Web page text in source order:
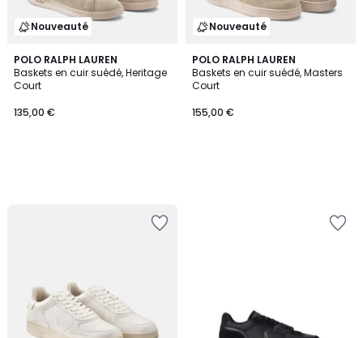
Nouveauté
POLO RALPH LAUREN
Baskets en cuir suédé, Heritage
Court
135,00 €
Nouveauté
POLO RALPH LAUREN
Baskets en cuir suédé, Masters
Court
155,00 €